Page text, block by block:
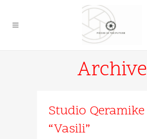
Archive
Studio Qeramike
“Vasili”